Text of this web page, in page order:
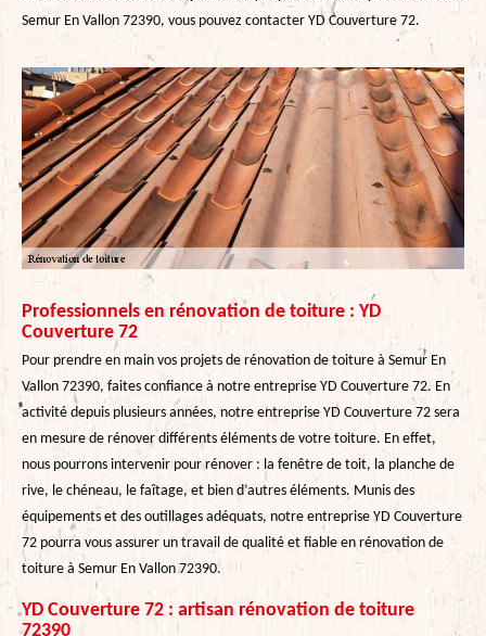
Semur En Vallon 72390, vous pouvez contacter YD Couverture 72.
Professionnels en rénovation de toiture : YD
Couverture 72
Pour prendre en main vos projets de rénovation de toiture à Semur En
Vallon 72390, faites confiance à notre entreprise YD Couverture 72. En
activité depuis plusieurs années, notre entreprise YD Couverture 72 sera
en mesure de rénover différents éléments de votre toiture. En effet,
nous pourrons intervenir pour rénover : la fenêtre de toit, la planche de
rive, le chéneau, le faîtage, et bien d’autres éléments. Munis des
équipements et des outillages adéquats, notre entreprise YD Couverture
72 pourra vous assurer un travail de qualité et fiable en rénovation de
toiture à Semur En Vallon 72390.
YD Couverture 72 : artisan rénovation de toiture
72390